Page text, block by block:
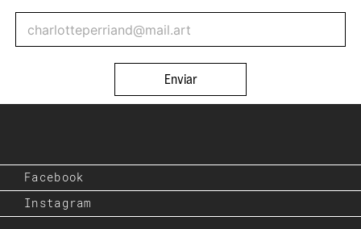
Enviar
Facebook
Instagram